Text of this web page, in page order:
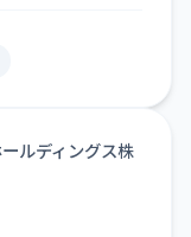
ルディングス株